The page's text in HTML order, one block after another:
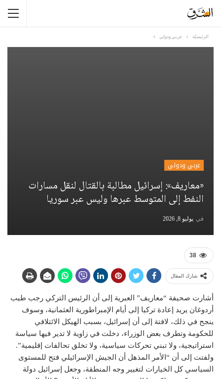
الرئيسيّة عربي ودولي
عربي ودولي
«معاريف»: إسرائيل مطالبة بالقتال لنقل مسارات
النفط إلى المتوسط عبرها وليس عبر سوريا
في يوليو 8, 2026
38
شارك المقال
أشارت صحيفة “معاريف” العبرية إلى أن الرئيس التركي رجب طيب
أردوغان يريد إعادة تركيا إلى أيام الإمبراطورية العثمانية، وسوف
ينجح في ذلك، لافتة إلى أن إسرائيل، بسبب الهيكل الائتلافي
للحكومة وتطرف بعض الوزراء، دخلت في زاوية لا تدير فيها سياسة
استراتيجية، ولا تبني تحركات سياسية، ولا تخلق تحالفات إقليمية”.
ولفتت إلى أن “الأمر المذهل أن الجيش الإسرائيلي فتح للمستوى
السياسي كل الخيارات لتغيير وجه المنطقة، وجعل إسرائيل دولة